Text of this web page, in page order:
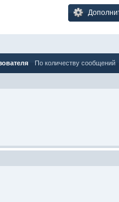
По количеству сообщений